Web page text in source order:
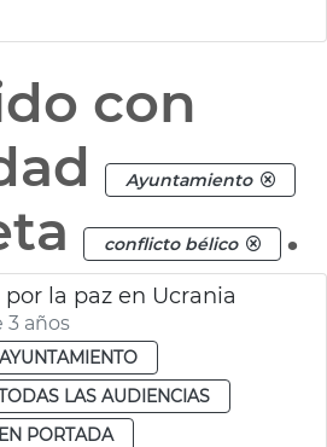
con
Ayuntamiento
conflicto bélico .
la paz en Ucrania
3 años
AYUNTAMIENTO
LAS AUDIENCIAS
EN PORTADA